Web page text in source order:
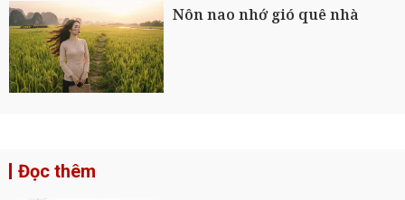
Nôn nao nhớ gió quê nhà
Đọc thêm